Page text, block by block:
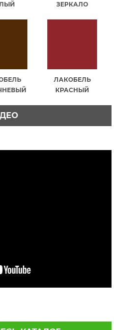
ЗЕРКАЛО
ЛАКОБЕЛЬ
КРАСНЫЙ